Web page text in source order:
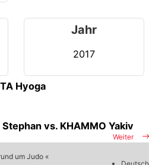
Jahr
2017
Hyoga
Weiter
Stephan vs. KHAMMO Yakiv
um Judo «